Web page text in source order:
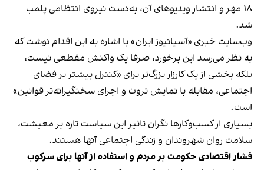
۱۸ مهر و انتشار ویدیوهای آن، به‌دست نیروی انتظامی پلمب
شد.
وب‌سایت خبری «آسیانیوز ایران» با اشاره به این اقدام نوشت که
به نظر می‌رسد این برخورد، صرفا یک واکنش مقطعی نیست،
بلکه بخشی از یک کارزار بزرگ‌تر برای «کنترل بیشتر بر فضای
اجتماعی، مقابله با نمایش ثروت و اجرای سختگیرانه‌تر قوانین»
است.
بسیاری از کسب‌وکارها نگران تاثیر این سیاست‌ تازه بر معیشت،
سلامت روان شهروندان و زندگی اجتماعی آنها هستند.
فشار اقتصادی حکومت بر مردم و استفاده از آنها برای سرکوب